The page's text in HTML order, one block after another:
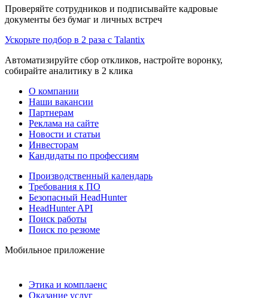
Проверяйте сотрудников и подписывайте кадровые
документы без бумаг и личных встреч
Ускорьте подбор в 2 раза с Talantix
Автоматизируйте сбор откликов, настройте воронку,
собирайте аналитику в 2 клика
О компании
Наши вакансии
Партнерам
Реклама на сайте
Новости и статьи
Инвесторам
Кандидаты по профессиям
Производственный календарь
Требования к ПО
Безопасный HeadHunter
HeadHunter API
Поиск работы
Поиск по резюме
Мобильное приложение
Этика и комплаенс
Оказание услуг